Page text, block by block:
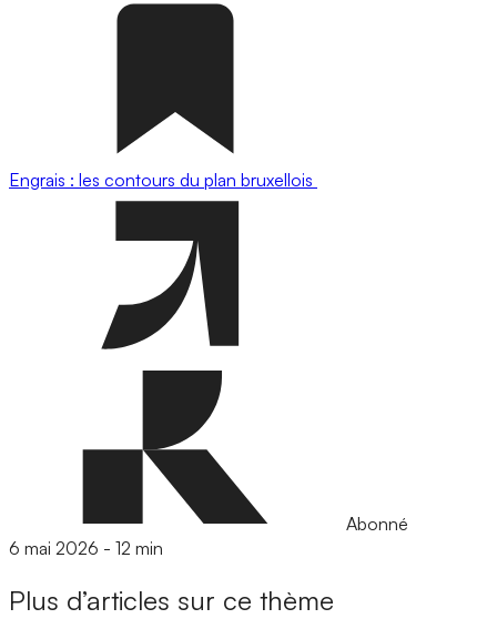
Engrais : les contours du plan bruxellois
Abonné
6 mai 2026 - 12 min
Plus d’articles sur ce thème